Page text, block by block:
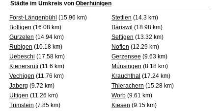
Städte im Umkreis von Oberhünigen
Forst-Längenbühl (15.96 km) Stettlen (14.3 km)
Bolligen (16.08 km) Bäriswil (18.98 km)
Gurzelen (14.94 km) Seftigen (13.32 km)
Rubigen (10.18 km) Noflen (12.29 km)
Uebeschi (17.58 km) Gerzensee (9.63 km)
Kienersrüti (11.6 km) Münsingen (8.18 km)
Vechigen (11.76 km) Krauchthal (17.24 km)
Jaberg (9.72 km) Thierachern (15.28 km)
Uttigen (11.26 km) Worb (9.61 km)
Trimstein (7.85 km) Kiesen (9.15 km)